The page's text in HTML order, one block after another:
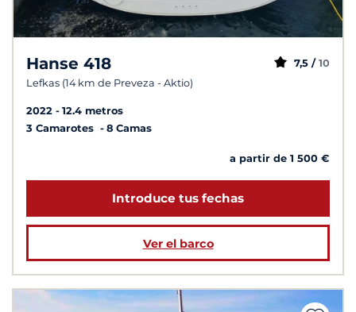
Hanse 418
Lefkas (14 km de Preveza - Aktio)
7,5 / 10
2022
12.4 metros
3 Camarotes
8 Camas
a partir de 1 500 €
Introduce tus fechas
Ver el barco